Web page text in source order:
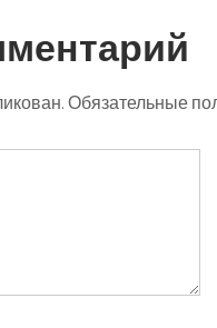
Обязательные